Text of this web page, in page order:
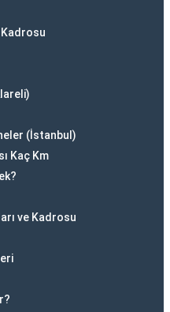
Kadrosu
(İstanbul)
Kaç Km
ve Kadrosu